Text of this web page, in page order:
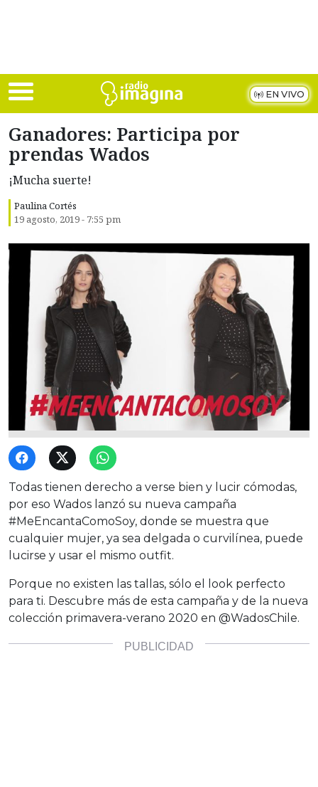
EN VIVO
Ganadores: Participa por
prendas Wados
¡Mucha suerte!
Paulina Cortés
19 agosto, 2019 - 7:55 pm
Todas tienen derecho a verse bien y lucir cómodas,
por eso Wados lanzó su nueva campaña
#MeEncantaComoSoy, donde se muestra que
cualquier mujer, ya sea delgada o curvilínea, puede
lucirse y usar el mismo outfit.
Porque no existen las tallas, sólo el look perfecto
para ti. Descubre más de esta campaña y de la nueva
colección primavera-verano 2020 en @WadosChile.